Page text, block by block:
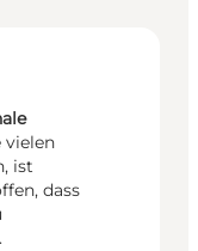
vielen
ist
dass